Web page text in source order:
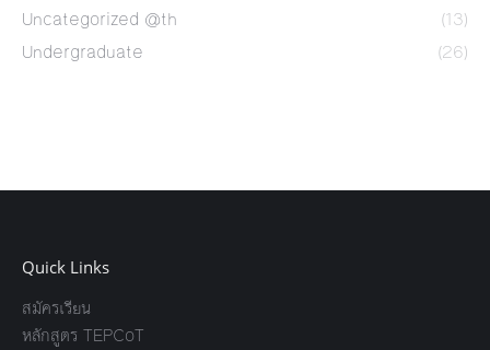
Uncategorized @th
(13)
Undergraduate
(26)
Quick Links
สมัครเรียน
หลักสูตร TEPCoT